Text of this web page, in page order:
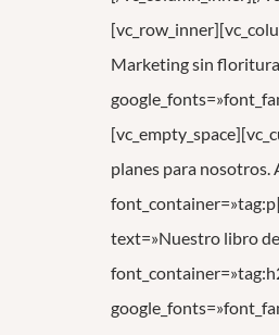
Marketing sin
planes para nosotros.
text=»Nuestro libro